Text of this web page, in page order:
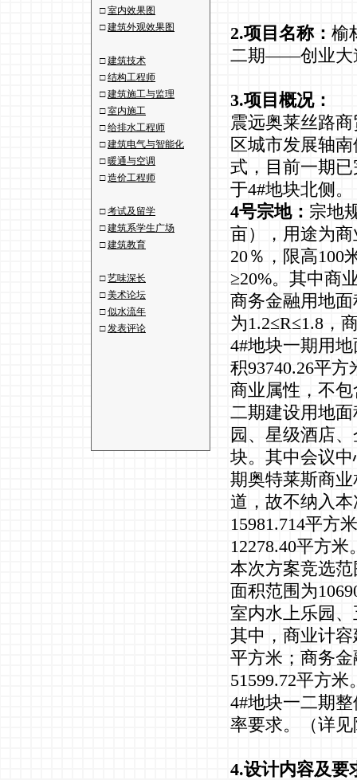
□室内效果图
□建筑外观效果图
□建筑技术
□结构工程师
□建筑施工与监理
□室内施工
□给排水工程师
□建筑电气与智能化
□暖通与空调
□造价工程师
□考试及留学
□建筑系学生广场
□建筑教育
□艺味深长
□美术论坛
□似水流年
□发表评论
2.项目名称： 榆
二期——创业大
3.项目概况：
震远奥莱丝路
区城市发展轴
式，目前一期
于4#地块北侧。
4号宗地： 宗地
亩），用途为
20％，限高100
≥20%。其中商
商务金融用地面
为1.2≤R≤1.8，
4#地块一期用
积93740.26平
商业属性，不
二期建设用地
园、星级酒店
块。其中会议
期奥特莱斯商
道，故不纳入
15981.714平方
12278.40平方米
本次方案竞选
面积范围为
室内水上乐园
其中，商业计容
平方米；商务
51599.72平方米
4#地块一二期
率要求。（详
4.设计内容及要